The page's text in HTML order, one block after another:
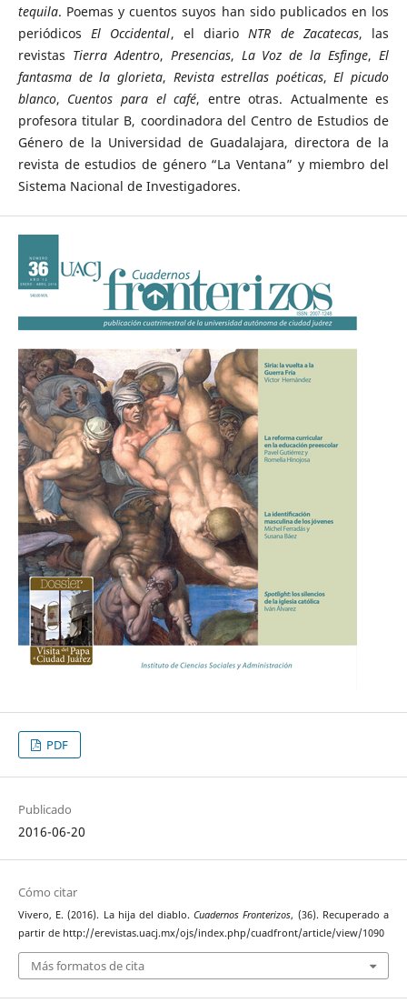
tequila. Poemas y cuentos suyos han sido publicados en los
periódicosEl Occidental, el diarioNTR de Zacatecas, las
revistas Tierra Adentro, Presencias, La Voz de la Esfinge,El
fantasma de la glorieta, Revista estrellas poéticas,El picudo
blanco, Cuentos para el café, entre otras. Actualmente es
profesora titular B, coordinadora del Centro de Estudios de
Género de la Universidad de Guadalajara, directora de la
revista de estudios de género “La Ventana” y miembro del
Sistema Nacional de Investigadores.
PDF
Publicado
2016-06-20
Cómo citar
Vivero, E. (2016). La hija del diablo.Cuadernos Fronterizos, (36). Recuperado a
partir de http://erevistas.uacj.mx/ojs/index.php/cuadfront/article/view/1090
Más formatos de cita